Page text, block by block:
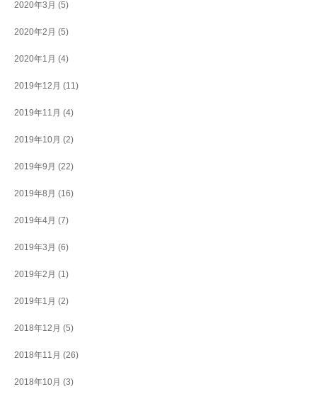
2020年3月 (5)
2020年2月 (5)
2020年1月 (4)
2019年12月 (11)
2019年11月 (4)
2019年10月 (2)
2019年9月 (22)
2019年8月 (16)
2019年4月 (7)
2019年3月 (6)
2019年2月 (1)
2019年1月 (2)
2018年12月 (5)
2018年11月 (26)
2018年10月 (3)